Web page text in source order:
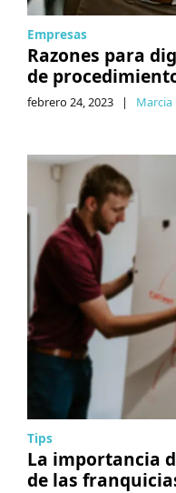
Empresas
Razones para
de
febrero 24, 2023 | Marcia
Tips
La importancia
de las